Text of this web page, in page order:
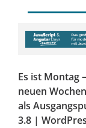
Es ist Montag
neuen
als
3.8 |